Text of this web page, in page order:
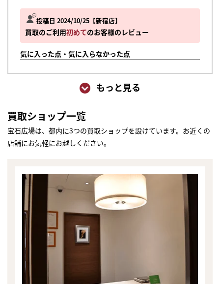
投稿日 2024/10/25 新宿店
買取のご利用初めてのお客様のレビュー
気に入った点・気に入らなかった点
もっと見る
買取ショップ一覧
宝石広場は、都内に3つの買取ショップを設けています。お近くの
店舗にお気軽にお越しください。